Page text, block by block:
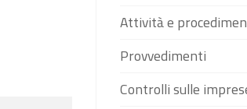
Attività e
Provvedimenti
Controlli sulle